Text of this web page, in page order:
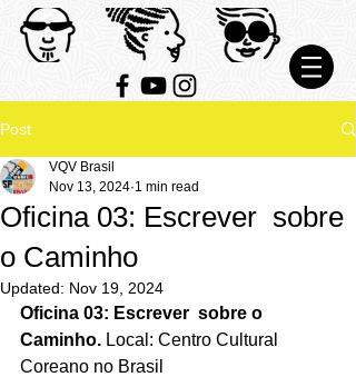
Post
Oficina 03: Escrever sobre
o Caminho
VQV Brasil
Nov 13, 2024 1 min read
Updated: Nov 19, 2024
Oficina 03: Escrever  sobre o
Caminho. Local: Centro Cultural
Coreano no Brasil